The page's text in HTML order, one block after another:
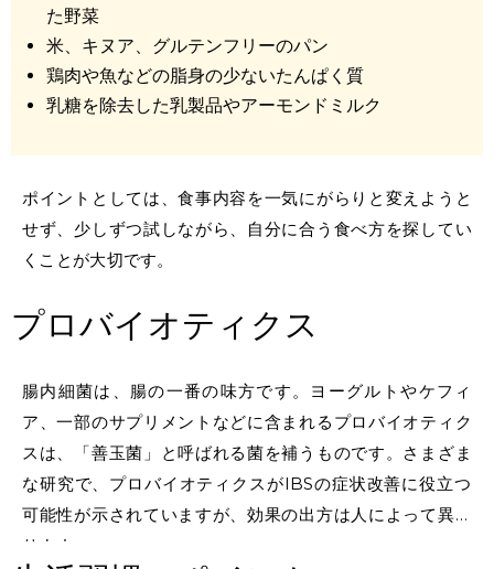
た野菜
米、キヌア、グルテンフリーのパン
鶏肉や魚などの脂身の少ないたんぱく質
乳糖を除去した乳製品やアーモンドミルク
ポイントとしては、食事内容を一気にがらりと変えようと
せず、少しずつ試しながら、自分に合う食べ方を探してい
くことが大切です。
プロバイオティクス
腸内細菌は、腸の一番の味方です。ヨーグルトやケフィ
ア、一部のサプリメントなどに含まれるプロバイオティク
スは、「善玉菌」と呼ばれる菌を補うものです。さまざま
な研究で、プロバイオティクスがIBSの症状改善に役立つ
可能性が示されていますが、効果の出方は人によって異な
ります。